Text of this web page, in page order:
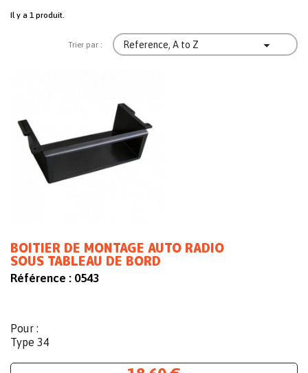
Il y a 1 produit.
Trier par : Reference, A to Z 
BOITIER DE MONTAGE AUTO RADIO
SOUS TABLEAU DE BORD
Référence : 0543
Pour :
Type 34